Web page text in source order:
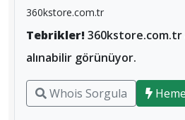
360kstore.com.tr
Tebrikler!360kstore.com.tr
alınabilir görünüyor.
Whois Sorgula